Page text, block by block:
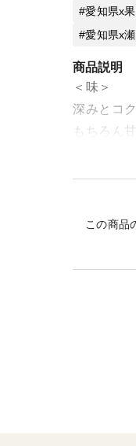
愛知県x
愛知県x
商品説明
＜味＞
深みとコ
もちろん
愛犬がい
この商品